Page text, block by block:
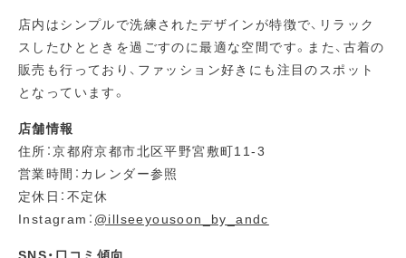
店内はシンプルで洗練されたデザインが特徴で、リラック
スしたひとときを過ごすのに最適な空間です。また、古着の
販売も行っており、ファッション好きにも注目のスポット
となっています。
店舗情報
住所：京都府京都市北区平野宮敷町11-3
営業時間：カレンダー参照
定休日：不定休
Instagram： @illseeyousoon_by_andc